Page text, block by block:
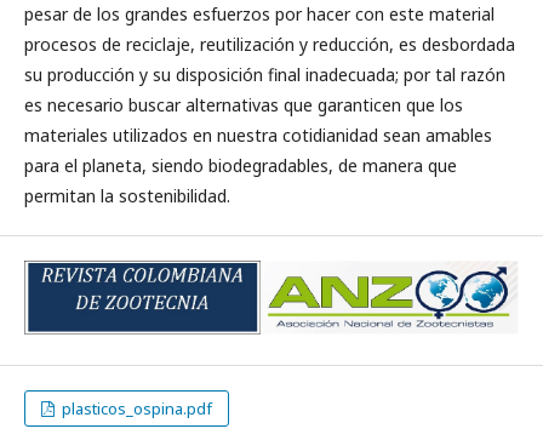
pesar de los grandes esfuerzos por hacer con este material
procesos de reciclaje, reutilización y reducción, es desbordada
su producción y su disposición final inadecuada; por tal razón
es necesario buscar alternativas que garanticen que los
materiales utilizados en nuestra cotidianidad sean amables
para el planeta, siendo biodegradables, de manera que
permitan la sostenibilidad.
plasticos_ospina.pdf